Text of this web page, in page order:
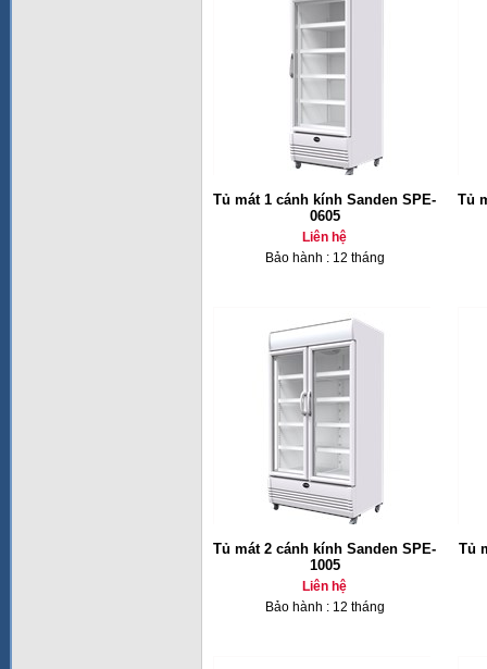
Tủ mát 1 cánh kính Sanden SPE-
0605
Liên hệ
Bảo hành : 12 tháng
Tủ
Tủ mát 2 cánh kính Sanden SPE-
1005
Liên hệ
Bảo hành : 12 tháng
Tủ